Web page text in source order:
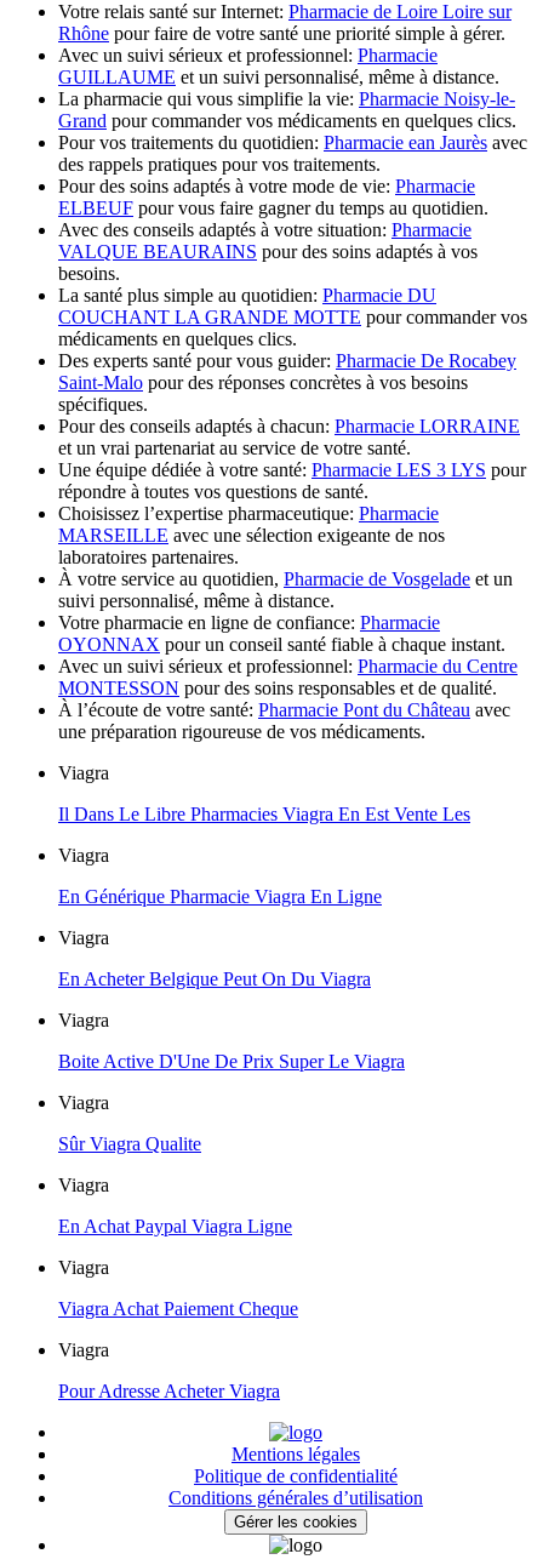
Votre relais santé sur Internet: Pharmacie de Loire Loire sur
Rhône pour faire de votre santé une priorité simple à gérer.
Avec un suivi sérieux et professionnel: Pharmacie
GUILLAUME et un suivi personnalisé, même à distance.
La pharmacie qui vous simplifie la vie: Pharmacie Noisy-le-
Grand pour commander vos médicaments en quelques clics.
Pour vos traitements du quotidien: Pharmacie ean Jaurès avec
des rappels pratiques pour vos traitements.
Pour des soins adaptés à votre mode de vie: Pharmacie
ELBEUF pour vous faire gagner du temps au quotidien.
Avec des conseils adaptés à votre situation: Pharmacie
VALQUE BEAURAINS pour des soins adaptés à vos
besoins.
La santé plus simple au quotidien: Pharmacie DU
COUCHANT LA GRANDE MOTTE pour commander vos
médicaments en quelques clics.
Des experts santé pour vous guider: Pharmacie De Rocabey
Saint-Malo pour des réponses concrètes à vos besoins
spécifiques.
Pour des conseils adaptés à chacun: Pharmacie LORRAINE
et un vrai partenariat au service de votre santé.
Une équipe dédiée à votre santé: Pharmacie LES 3 LYS pour
répondre à toutes vos questions de santé.
Choisissez l’expertise pharmaceutique: Pharmacie
MARSEILLE avec une sélection exigeante de nos
laboratoires partenaires.
À votre service au quotidien, Pharmacie de Vosgelade et un
suivi personnalisé, même à distance.
Votre pharmacie en ligne de confiance: Pharmacie
OYONNAX pour un conseil santé fiable à chaque instant.
Avec un suivi sérieux et professionnel: Pharmacie du Centre
MONTESSON pour des soins responsables et de qualité.
À l’écoute de votre santé: Pharmacie Pont du Château avec
une préparation rigoureuse de vos médicaments.
Viagra
Il Dans Le Libre Pharmacies Viagra En Est Vente Les
Viagra
En Générique Pharmacie Viagra En Ligne
Viagra
En Acheter Belgique Peut On Du Viagra
Viagra
Boite Active D'Une De Prix Super Le Viagra
Viagra
Sûr Viagra Qualite
Viagra
En Achat Paypal Viagra Ligne
Viagra
Viagra Achat Paiement Cheque
Viagra
Pour Adresse Acheter Viagra
Mentions légales
Politique de confidentialité
Conditions générales d’utilisation
Gérer les cookies